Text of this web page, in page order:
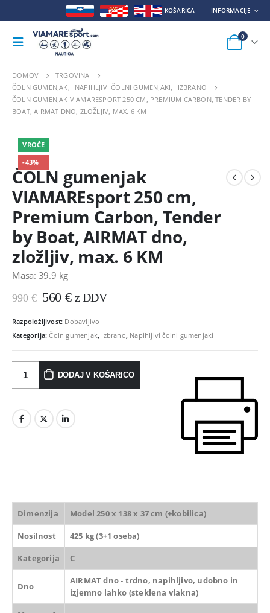
KOŠARICA INFORMACIJE
0
DOMOV
TRGOVINA
ČOLN GUMENJAK, NAPIHLJIVI ČOLNI GUMENJAKI,
IZBRANO
ČOLN GUMENJAK VIAMARESPORT 250 CM, PREMIUM CARBON, TENDER BY
BOAT, AIRMAT DNO, ZLOŽLJIV, MAX. 6 KM
VROČE
-43%
ČOLN gumenjak
VIAMAREsport 250 cm,
Premium Carbon, Tender
by Boat, AIRMAT dno,
zložljiv, max. 6 KM
Masa: 39.9 kg
990€ Prvotna
je
bila:
990 €.
560 €Trenutna
je:
560 €.
z DDV
Razpoložljivost: Dobavljivo
Kategorija:Čoln gumenjak, Izbrano, Napihljivi čolni gumenjaki
DODAJ V KOŠARICO
Dimenzija Model 250 x 138 x 37 cm (+kobilica)
Nosilnost 425 kg (3+1 oseba)
Kategorija C
Dno
AIRMAT dno - trdno, napihljivo, udobno in
izjemno lahko (steklena vlakna)